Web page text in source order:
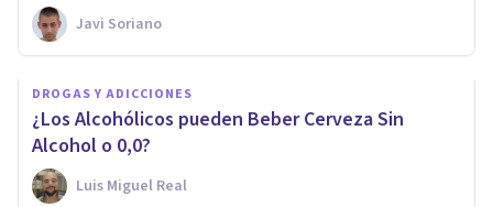
Javi Soriano
DROGAS Y ADICCIONES
¿Los Alcohólicos pueden Beber Cerveza Sin
Alcohol o 0,0?
Luis Miguel Real